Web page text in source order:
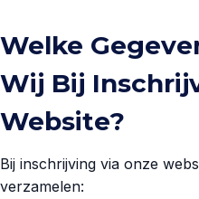
Welke
Wij Bij
Website?
Bij inschrijving via onze
verzamelen: